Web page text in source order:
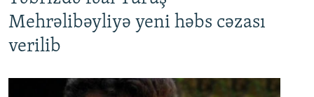
Mehrəlibəyliyə yeni həbs cəzası
verilib